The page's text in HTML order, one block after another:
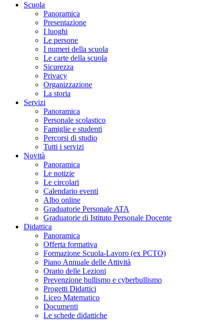
Scuola
Panoramica
Presentazione
I luoghi
Le persone
I numeri della scuola
Le carte della scuola
Sicurezza
Privacy
Organizzazione
La storia
Servizi
Panoramica
Personale scolastico
Famiglie e studenti
Percorsi di studio
Tutti i servizi
Novità
Panoramica
Le notizie
Le circolari
Calendario eventi
Albo online
Graduatorie Personale ATA
Graduatorie di Istituto Personale Docente
Didattica
Panoramica
Offerta formativa
Formazione Scuola-Lavoro (ex PCTO)
Piano Annuale delle Attività
Orario delle Lezioni
Prevenzione bullismo e cyberbullismo
Progetti Didattici
Liceo Matematico
Documenti
Le schede didattiche